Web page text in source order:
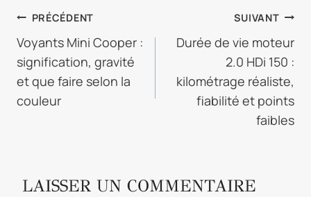
NAVIGATION
DE
L’ARTICLE
PRÉCÉDENT
Voyants Mini Cooper :
signification, gravité
et que faire selon la
couleur
SUIVANT
Durée de vie moteur
2.0 HDi 150 :
kilométrage réaliste,
fiabilité et points
faibles
LAISSER UN COMMENTAIRE